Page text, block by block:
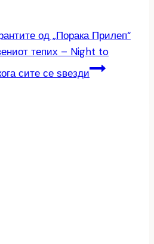
од „Порака Прилеп“
тепих – Night to
сите се ѕвезди